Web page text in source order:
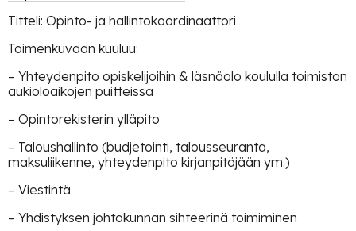
Titteli: Opinto- ja hallintokoordinaattori
Toimenkuvaan kuuluu:
– Yhteydenpito opiskelijoihin & läsnäolo koululla toimiston
aukioloaikojen puitteissa
– Opintorekisterin ylläpito
– Taloushallinto (budjetointi, talousseuranta,
maksuliikenne, yhteydenpito kirjanpitäjään ym.)
– Viestintä
– Yhdistyksen johtokunnan sihteerinä toimiminen